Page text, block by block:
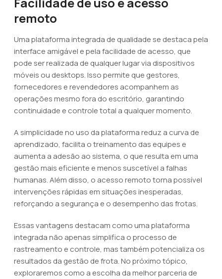
remoto
Uma plataforma integrada de qualidade se destaca pela
interface amigável e pela facilidade de acesso, que
pode ser realizada de qualquer lugar via dispositivos
móveis ou desktops. Isso permite que gestores,
fornecedores e revendedores acompanhem as
operações mesmo fora do escritório, garantindo
continuidade e controle total a qualquer momento.
A simplicidade no uso da plataforma reduz a curva de
aprendizado, facilita o treinamento das equipes e
aumenta a adesão ao sistema, o que resulta em uma
gestão mais eficiente e menos suscetível a falhas
humanas. Além disso, o acesso remoto torna possível
intervenções rápidas em situações inesperadas,
reforçando a segurança e o desempenho das frotas.
Essas vantagens destacam como uma plataforma
integrada não apenas simplifica o processo de
rastreamento e controle, mas também potencializa os
resultados da gestão de frota. No próximo tópico,
exploraremos como a escolha da melhor parceria de